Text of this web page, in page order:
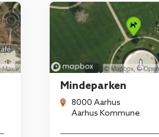
Mindeparken
8000 Aarhus
Aarhus Kommune